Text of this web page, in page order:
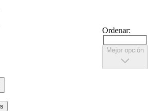
Ordenar:
Mejor opción